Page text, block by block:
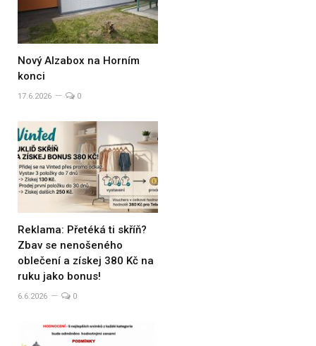
Nový Alzabox na Horním
konci
17.6.2026 0
Reklama: Přetéká ti skříň?
Zbav se nenošeného
oblečení a získej 380 Kč na
ruku jako bonus!
6.6.2026 0